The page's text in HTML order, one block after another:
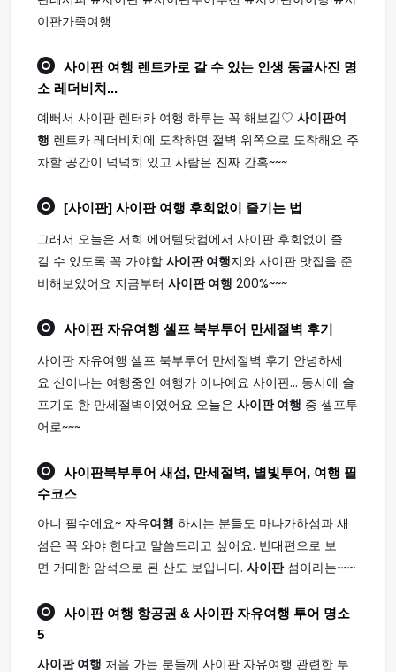
이판가족여행
사이판 여행 렌트카로 갈 수 있는 인생 동굴사진 명
소 레더비치...
예뻐서 사이판 렌터카 여행 하루는 꼭 해보길♡ 사이판여
행 렌트카 레더비치에 도착하면 절벽 위쪽으로 도착해요 주
차할 공간이 넉넉히 있고 사람은 진짜 간혹~~~
[사이판] 사이판 여행 후회없이 즐기는 법
그래서 오늘은 저희 에어텔닷컴에서 사이판 후회없이 즐
길 수 있도록 꼭 가야할 사이판 여행지와 사이판 맛집을 준
비해보았어요 지금부터 사이판 여행 200%~~~
사이판자유여행 셀프 북부투어 만세절벽 후기
사이판 자유여행 셀프 북부투어 만세절벽 후기 안녕하세
요 신이나는 여행중인 여행가 이나예요 사이판... 동시에 슬
프기도 한 만세절벽이였어요 오늘은 사이판 여행 중 셀프투
어로~~~
사이판북부투어 새섬, 만세절벽, 별빛투어, 여행 필
수코스
아니 필수에요~ 자유여행 하시는 분들도 마나가하섬과 새
섬은 꼭 와야 한다고 말씀드리고 싶어요. 반대편으로 보
면 거대한 암석으로 된 산도 보입니다. 사이판섬이라는~~~
사이판 여행 항공권 & 사이판 자유여행 투어 명소
5
사이판 여행 처음 가는 분들께 사이판 자유여행 관련한 투